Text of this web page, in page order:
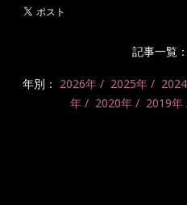
記事一覧：
年別： 2026年 2025年
年
2020年 2019年